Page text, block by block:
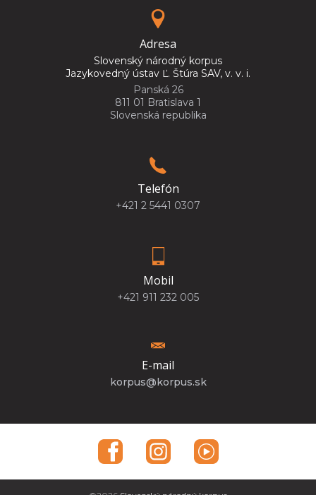
Adresa
Slovenský národný korpus
Jazykovedný ústav Ľ. Štúra SAV, v. v. i.
Panská 26
811 01 Bratislava 1
Slovenská republika
Telefón
+421 2 5441 0307
Mobil
+421 911 232 005
E-mail
korpus@korpus.sk